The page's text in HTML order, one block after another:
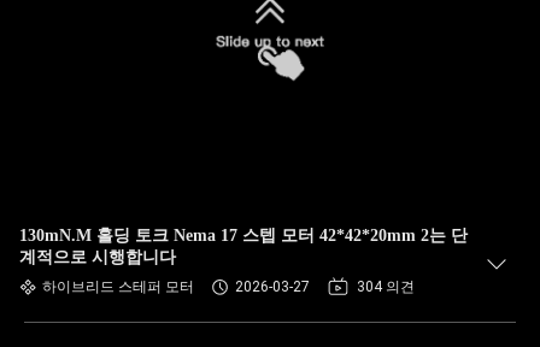
130mN.M 홀딩 토크 Nema 17 스텝 모터 42*42*20mm 2는 단
계적으로 시행합니다
하이브리드 스테퍼 모터 2026-03-27 304 의견